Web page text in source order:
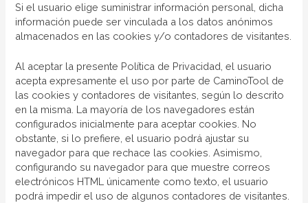
Si el usuario elige suministrar información personal, dicha
información puede ser vinculada a los datos anónimos
almacenados en las cookies y/o contadores de visitantes.
Al aceptar la presente Política de Privacidad, el usuario
acepta expresamente el uso por parte de CaminoTool de
las cookies y contadores de visitantes, según lo descrito
en la misma. La mayoría de los navegadores están
configurados inicialmente para aceptar cookies. No
obstante, si lo prefiere, el usuario podrá ajustar su
navegador para que rechace las cookies. Asimismo,
configurando su navegador para que muestre correos
electrónicos HTML únicamente como texto, el usuario
podrá impedir el uso de algunos contadores de visitantes.